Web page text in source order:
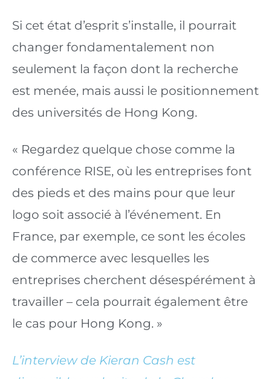
Si cet état d’esprit s’installe, il pourrait
changer fondamentalement non
seulement la façon dont la recherche
est menée, mais aussi le positionnement
des universités de Hong Kong.
« Regardez quelque chose comme la
conférence RISE, où les entreprises font
des pieds et des mains pour que leur
logo soit associé à l’événement. En
France, par exemple, ce sont les écoles
de commerce avec lesquelles les
entreprises cherchent désespérément à
travailler – cela pourrait également être
le cas pour Hong Kong. »
L’interview de Kieran Cash est